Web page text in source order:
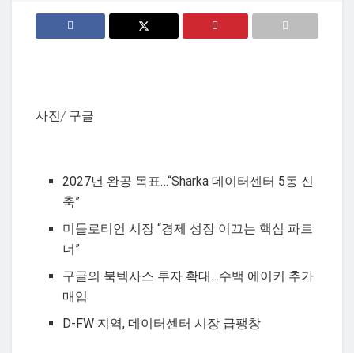
사진/ 구글
2027년 완공 목표…“Sharka 데이터센터 5동 신
축”
미들로티언 시장 “경제 성장 이끄는 핵심 파트
너”
구글의 북텍사스 투자 확대…수백 에이커 추가
매입
D-FW 지역, 데이터센터 시장 급팽창